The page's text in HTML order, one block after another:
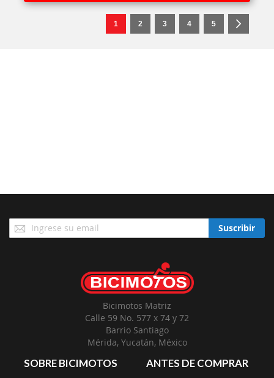
Página
Está viendo la página
1 Página
2 Página
3 Página
4 Página
5
Suscríbase
a
Suscribir
Bicimotos Matriz
Calle 59 No. 577 x 74 y 72
Barrio Santiago
Mérida, Yucatán, México
SOBRE BICIMOTOS ANTES DE COMPRAR